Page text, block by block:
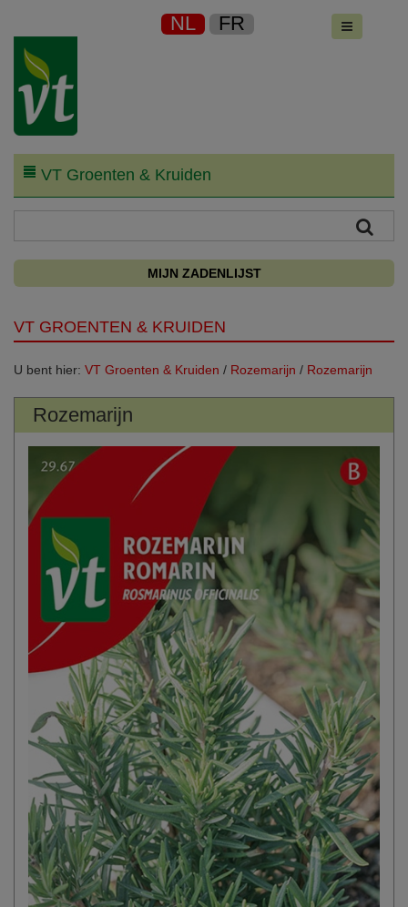
NL FR
VT Groenten & Kruiden
MIJN ZADENLIJST
VT GROENTEN & KRUIDEN
U bent hier: VT Groenten & Kruiden / Rozemarijn / Rozemarijn
Rozemarijn